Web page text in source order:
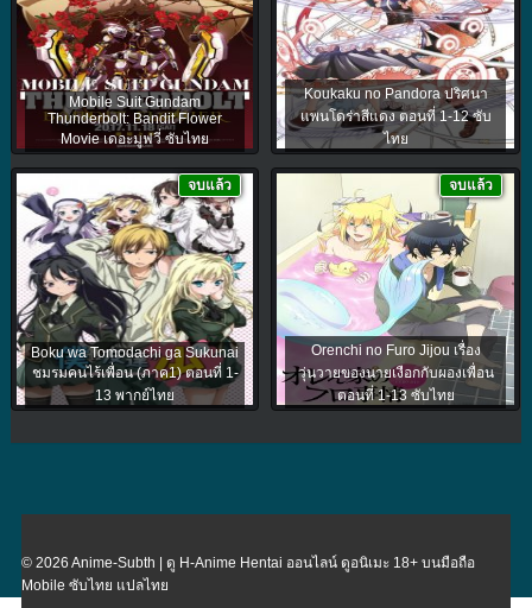
Mobile Suit Gundam
Thunderbolt: Bandit Flower
Movie เดอะมูฟวี่ ซับไทย
Koukaku no Pandora ปริศนา
แพนโดร่าสีแดง ตอนที่ 1-12 ซับ
ไทย
Boku wa Tomodachi ga Sukunai
ชมรมคนไร้เพื่อน (ภาค1) ตอนที่ 1-
13 พากย์ไทย
จบแล้ว
Orenchi no Furo Jijou เรื่อง
วุ่นวายของนายเงือกกับผองเพื่อน
ตอนที่ 1-13 ซับไทย
จบแล้ว
© 2026 Anime-Subth | ดู H-Anime Hentai ออนไลน์ ดูอนิเมะ 18+ บนมือถือ
Mobile ซับไทย แปลไทย